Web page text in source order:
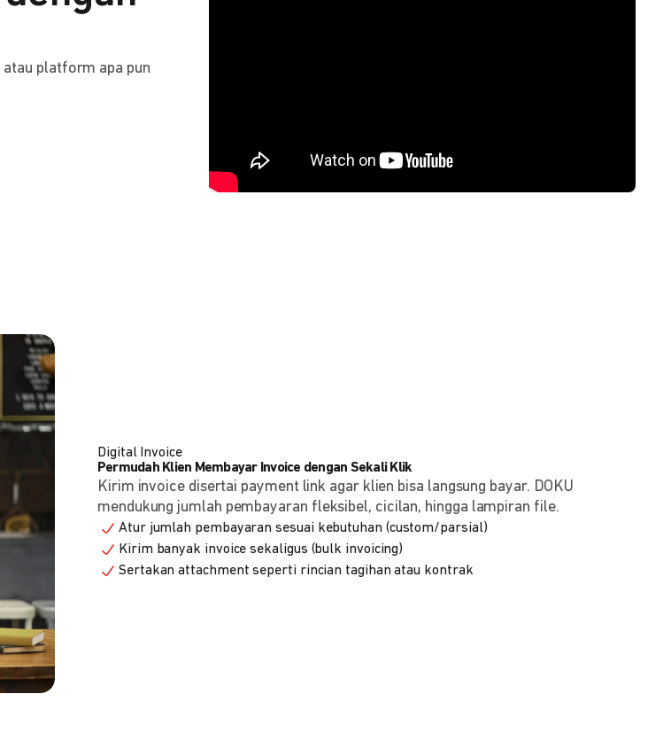
atau platform apa pun
Digital Invoice
Permudah Klien Membayar Invoice dengan Sekali Klik
Kirim invoice disertai payment link agar klien bisa langsung bayar. DOKU
mendukung jumlah pembayaran fleksibel, cicilan, hingga lampiran file.
Atur jumlah pembayaran sesuai kebutuhan (custom/parsial)
Kirim banyak invoice sekaligus (bulk invoicing)
Sertakan attachment seperti rincian tagihan atau kontrak